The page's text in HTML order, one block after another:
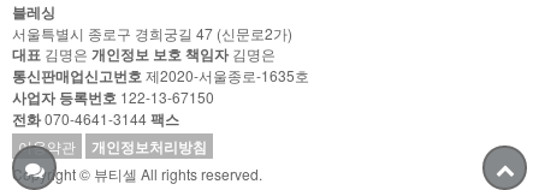
블레싱
서울특별시 종로구 경희궁길 47 (신문로2가)
대표 김명은 개인정보 보호 책임자김명은
통신판매업신고번호제2020-서울종로-1635호
사업자 등록번호 122-13-67150
전화070-4641-3144팩스
이용약관 개인정보처리방침
Copyright © 뷰티셀 All rights reserved.